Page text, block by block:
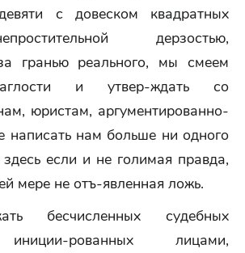
с довеском квадратных
дерзостью,
гранью реального, мы смеем
и утвер-ждать со
юристам, аргументированно-
написать нам больше ни одного
если и не голимая правда,
мере не отъ-явленная ложь.
бесчисленных судебных
рованных лицами,